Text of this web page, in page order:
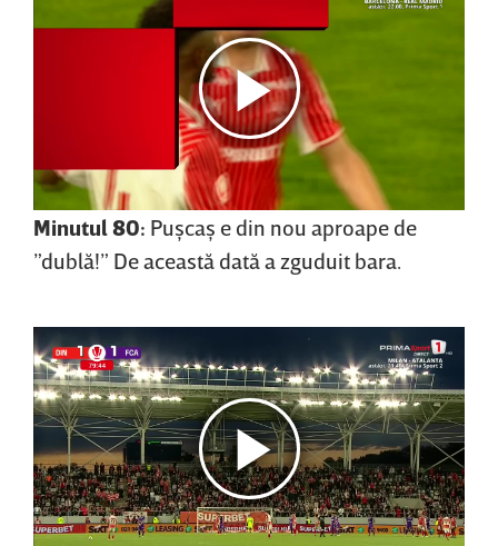
Minutul 80: Puşcaş e din nou aproape de
”dublă!” De această dată a zguduit bara.